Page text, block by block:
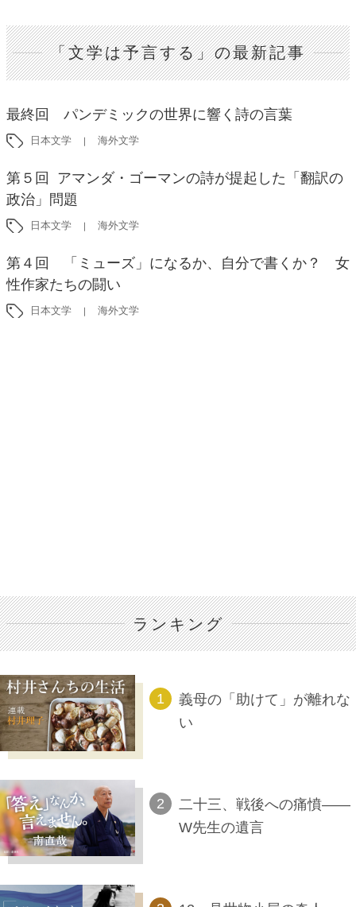
「文学は予言する」の最新記事
最終回 パンデミックの世界に響く詩の言葉
日本文学 海外文学
第５回 アマンダ・ゴーマンの詩が提起した「翻訳の
政治」問題
日本文学 海外文学
第４回 「ミューズ」になるか、自分で書くか？ 女
性作家たちの闘い
日本文学 海外文学
ランキング
義母の「助けて」が離れな
い
二十三、戦後への痛憤――
W先生の遺言